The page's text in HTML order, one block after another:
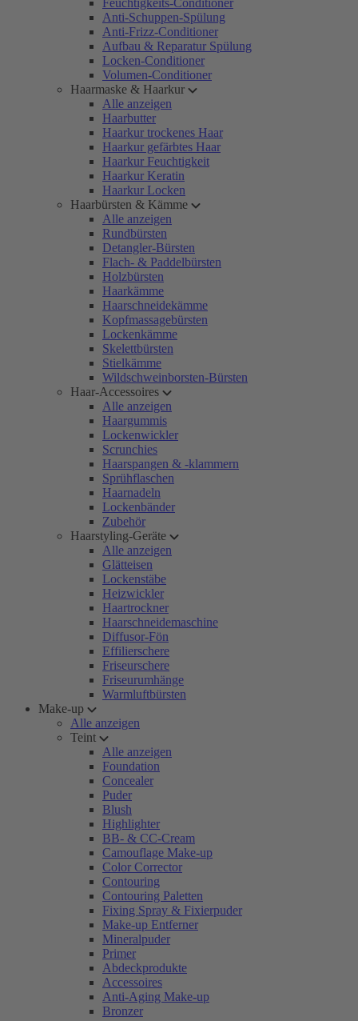
Feuchtigkeits-Conditioner
Anti-Schuppen-Spülung
Anti-Frizz-Conditioner
Aufbau & Reparatur Spülung
Locken-Conditioner
Volumen-Conditioner
Haarmaske & Haarkur
Alle anzeigen
Haarbutter
Haarkur trockenes Haar
Haarkur gefärbtes Haar
Haarkur Feuchtigkeit
Haarkur Keratin
Haarkur Locken
Haarbürsten & Kämme
Alle anzeigen
Rundbürsten
Detangler-Bürsten
Flach- & Paddelbürsten
Holzbürsten
Haarkämme
Haarschneidekämme
Kopfmassagebürsten
Lockenkämme
Skelettbürsten
Stielkämme
Wildschweinborsten-Bürsten
Haar-Accessoires
Alle anzeigen
Haargummis
Lockenwickler
Scrunchies
Haarspangen & -klammern
Sprühflaschen
Haarnadeln
Lockenbänder
Zubehör
Haarstyling-Geräte
Alle anzeigen
Glätteisen
Lockenstäbe
Heizwickler
Haartrockner
Haarschneidemaschine
Diffusor-Fön
Effilierschere
Friseurschere
Friseurumhänge
Warmluftbürsten
Make-up
Alle anzeigen
Teint
Alle anzeigen
Foundation
Concealer
Puder
Blush
Highlighter
BB- & CC-Cream
Camouflage Make-up
Color Corrector
Contouring
Contouring Paletten
Fixing Spray & Fixierpuder
Make-up Entferner
Mineralpuder
Primer
Abdeckprodukte
Accessoires
Anti-Aging Make-up
Bronzer